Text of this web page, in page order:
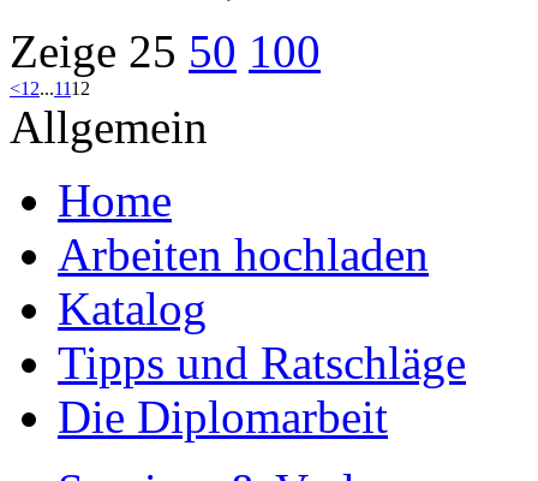
Zeige 25 50 100
<12...1112
Allgemein
Home
Arbeiten hochladen
Katalog
Tipps und Ratschläge
Die Diplomarbeit